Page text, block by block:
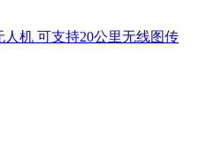
机 可支持20公里无线图传